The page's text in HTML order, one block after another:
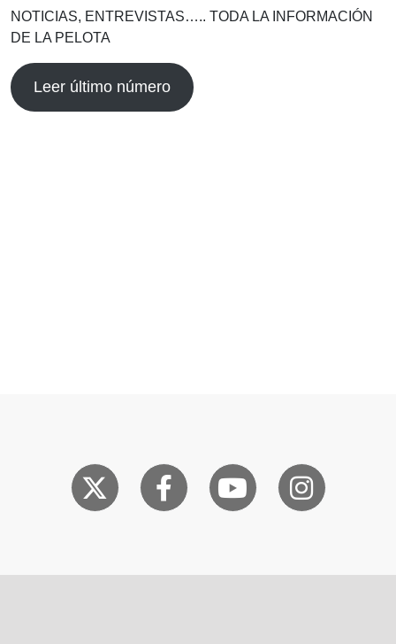
NOTICIAS, ENTREVISTAS….. TODA LA INFORMACIÓN
DE LA PELOTA
Leer último número